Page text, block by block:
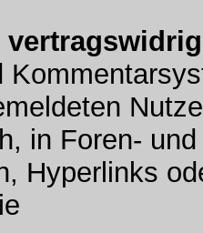
in Foren-
Hyperlinks